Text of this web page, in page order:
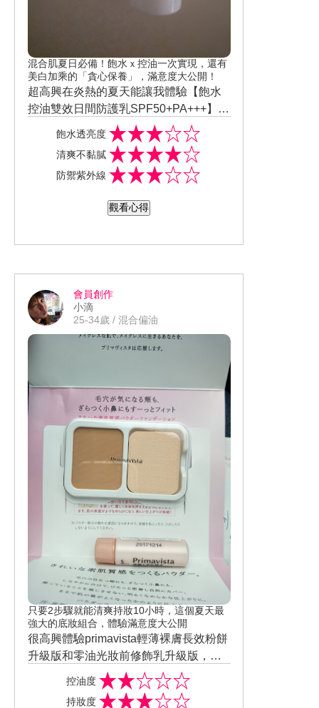
混合肌夏日必備！飽水ｘ控油一次實現，還有
美白加乘的「貪心保養」，滿意度大公開！
超高興在炎熱的夏天能讓我體驗【飽水
控油雙效日間防護乳SPF50+PA+++】，
長期在太陽底下工作，希望防曬係數高
但又最怕防曬乳黏膩，泛白，悶，流汗
之後身體都白白的，但是這款好棒哦，
完全不黏膩而且擦起來水水清爽的感覺
白系列～ 【混合肌膚適用飽水控油雙效
真覺得還挺不錯的，價錢又便宜不貴，
飽水透亮度
清爽不黏膩
防禦紫外線
觀看心得
會員創作
小滴
25-34歲 / 混合偏油
只要2步驟就能清爽持妝10小時，這個夏天最
強大的底妝組合，體驗滿意度大公開
很高興體驗primavista輕薄裸膚長效粉餅
升級版和零油光妝前修飾乳升級版，沒
想到體驗的粉餅出乎意料的有份量，乍
看還以為是正品咧，使用修飾乳在炎熱
控油度
持妝度